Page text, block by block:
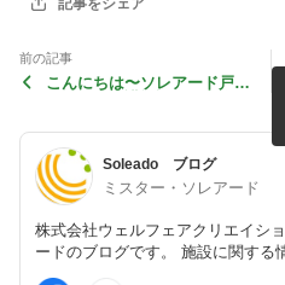
記事をシェア
前の記事
こんにちは〜ソレアード戸田
りました...
Soleado ブログ
ミスター・ソレアード
株式会社ウェルフェアクリエイシ
ードのブログです。 施設に関する情報
="http://www.soleado.jp/">ソレア